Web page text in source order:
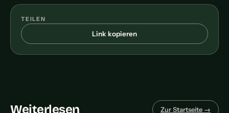
TEILEN
Link kopieren
Weiterlesen Zur Startseite →